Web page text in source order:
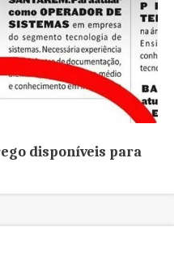
disponíveis para